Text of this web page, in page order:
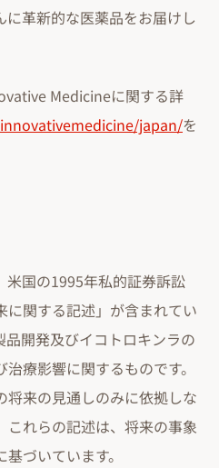
革新的な医薬品をお届けし
Medicineに関する詳
japan/を
米国の1995年私的証券訴訟
に関する記述」が含まれてい
品開発及びイコトロキンラの
療影響に関するものです。
将来の見通しのみに依拠しな
これらの記述は、将来の事象
づいています。